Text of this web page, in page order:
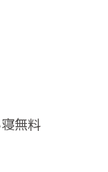
無料